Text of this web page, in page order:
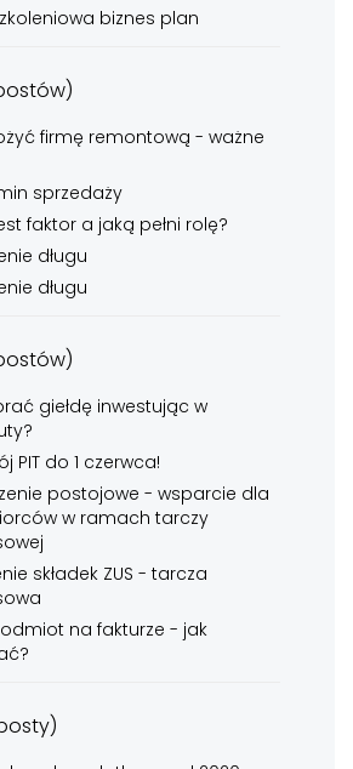
biznes plan
firmę remontową - ważne
sprzedaży
faktor a jaką pełni rolę?
długu
długu
giełdę inwestując w
PIT do 1 czerwca!
postojowe - wsparcie dla
w ramach tarczy
składek ZUS - tarcza
na fakturze - jak